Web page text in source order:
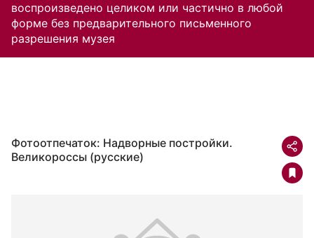
воспроизведено целиком или частично в любой
форме без предварительного письменного
разрешения музея
Фотоотпечаток: Надворные постройки.
Великороссы (русские)